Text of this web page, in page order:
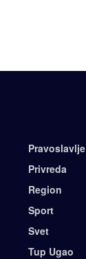
Pravoslavlje
Privreda
Region
Sport
Svet
Tup Ugao